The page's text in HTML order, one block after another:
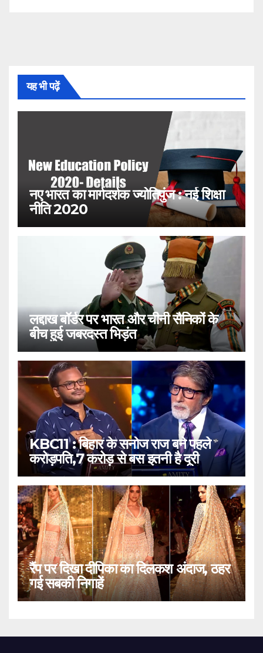
यह भी पढ़ें
नए भारत का मार्गदर्शक ज्योतिपुंज : नई शिक्षा
नीति 2020
लद्दाख बॉर्डर पर भारत और चीनी सैनिकों के
बीच हुई जबरदस्त भिड़ंत
KBC11 : बिहार के सनोज राज बने पहले
करोड़पति,7 करोड़ से बस इतनी है दूरी
रैंप पर दिखा दीपिका का दिलकश अंदाज, ठहर
गई सबकी निगाहें